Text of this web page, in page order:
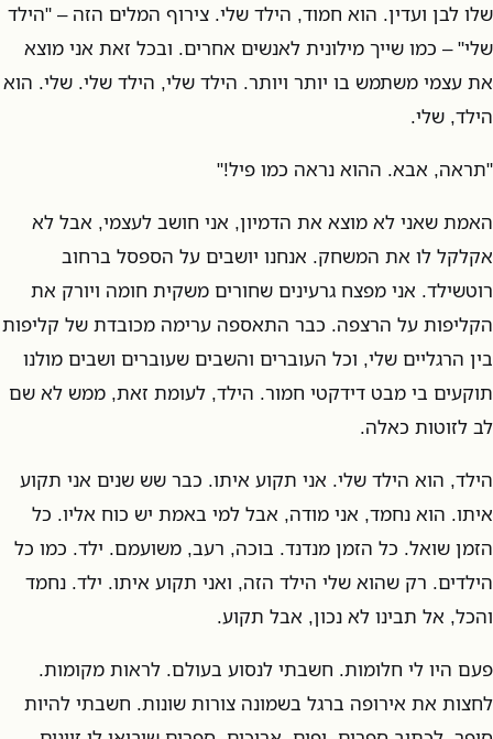
שלו לבן ועדין. הוא חמוד, הילד שלי. צירוף המלים הזה – "הילד
שלי" – כמו שייך מילונית לאנשים אחרים. ובכל זאת אני מוצא
את עצמי משתמש בו יותר ויותר. הילד שלי, הילד שלי. שלי. הוא
הילד, שלי.
"תראה, אבא. ההוא נראה כמו פיל!"
האמת שאני לא מוצא את הדמיון, אני חושב לעצמי, אבל לא
אקלקל לו את המשחק. אנחנו יושבים על הספסל ברחוב
רוטשילד. אני מפצח גרעינים שחורים משקית חומה ויורק את
הקליפות על הרצפה. כבר התאספה ערימה מכובדת של קליפות
בין הרגליים שלי, וכל העוברים והשבים שעוברים ושבים מולנו
תוקעים בי מבט דידקטי חמור. הילד, לעומת זאת, ממש לא שם
לב לזוטות כאלה.
הילד, הוא הילד שלי. אני תקוע איתו. כבר שש שנים אני תקוע
איתו. הוא נחמד, אני מודה, אבל למי באמת יש כוח אליו. כל
הזמן שואל. כל הזמן מנדנד. בוכה, רעב, משועמם. ילד. כמו כל
הילדים. רק שהוא שלי הילד הזה, ואני תקוע איתו. ילד. נחמד
והכל, אל תבינו לא נכון, אבל תקוע.
פעם היו לי חלומות. חשבתי לנסוע בעולם. לראות מקומות.
לחצות את אירופה ברגל בשמונה צורות שונות. חשבתי להיות